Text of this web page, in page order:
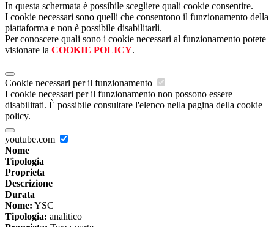
In questa schermata è possibile scegliere quali cookie consentire.
I cookie necessari sono quelli che consentono il funzionamento della
piattaforma e non è possibile disabilitarli.
Per conoscere quali sono i cookie necessari al funzionamento potete
visionare la COOKIE POLICY.
Cookie necessari per il funzionamento
I cookie necessari per il funzionamento non possono essere
disabilitati. È possibile consultare l'elenco nella pagina della cookie
policy.
youtube.com
Nome
Tipologia
Proprieta
Descrizione
Durata
Nome: YSC
Tipologia: analitico